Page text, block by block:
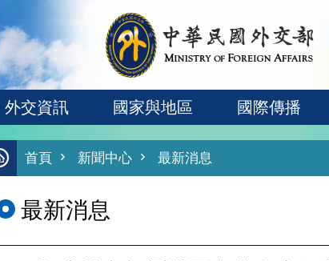
外交資訊 國家與地區 國際傳播
首頁 新聞中心 最新消息
最新消息